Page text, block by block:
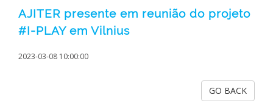
AJITER presente em reunião do projeto
#I-PLAY em Vilnius
2023-03-08 10:00:00
GO BACK